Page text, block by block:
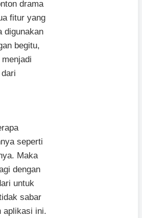
drama
fitur yang
digunakan
begitu,
seperti
Maka
dengan
untuk
sabar
aplikasi ini.